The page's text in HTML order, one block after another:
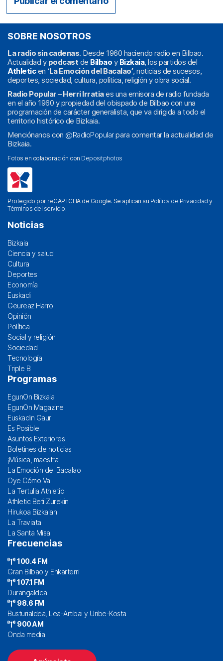
SOBRE NOSOTROS
La radio sin cadenas. Desde 1960 haciendo radio en Bilbao.
Actualidad y podcast de Bilbao y Bizkaia, los partidos del
Athleticen ‘La Emoción del Bacalao’, noticias de sucesos,
deportes, sociedad, cultura, política, religión y obra social.
Radio Popular – Herri Irratiaes una emisora de radio fundada
en el año 1960 y propiedad del obispado de Bilbao con una
programación de carácter generalista, que va dirigida a todo el
territorio histórico de Bizkaia.
Menciónanos con @RadioPopularpara comentar la actualidad de
Bizkaia.
Fotos en colaboración con Depositphotos
Protegido por reCAPTCHA de Google. Se aplican su Política de Privacidad y
Términos del servicio.
Noticias
Bizkaia
Ciencia y salud
Cultura
Deportes
Economía
Euskadi
Geureaz Harro
Opinión
Política
Social y religión
Sociedad
Tecnología
Triple B
Programas
EgunOn Bizkaia
EgunOn Magazine
Euskadin Gaur
Es Posible
Asuntos Exteriores
Boletines de noticias
¡Música, maestra!
La Emoción del Bacalao
Oye Cómo Va
La Tertulia Athletic
Athletic Beti Zurekin
Hirukoa Bizkaian
La Traviata
La Santa Misa
Frecuencias
100.4 FM
Gran Bilbao y Enkarterri
107.1 FM
Durangaldea
98.6 FM
Busturialdea, Lea-Artibai y Uribe-Kosta
900 AM
Onda media